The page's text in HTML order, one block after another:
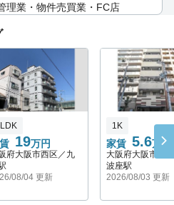
理業・物件売買業・FC店
19万円
府大阪市西区／九
08/04 更新
家賃 5.6万円
1K
大阪府大阪市西
波座駅
2026/08/03 更新